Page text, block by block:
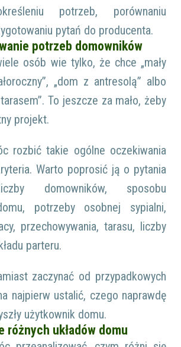
potrzeb, porównaniu
pytań do producenta.
potrzeb domowników
osób wie tylko, że chce „mały
„dom z antresolą” albo
To jeszcze za mało, żeby
projekt.
rozbić takie ogólne oczekiwania
Warto poprosić ją o pytania
domowników, sposobu
potrzeby osobnej sypialni,
przechowywania, tarasu, liczby
parteru.
zaczynać od przypadkowych
najpierw ustalić, czego naprawdę
użytkownik domu.
różnych układów domu